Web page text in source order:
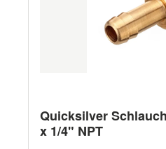
Quicksilver
x 1/4" NPT